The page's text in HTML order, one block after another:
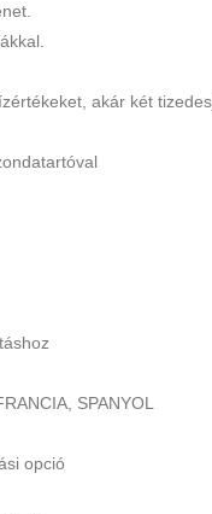
akár két
SPANYOL
opció